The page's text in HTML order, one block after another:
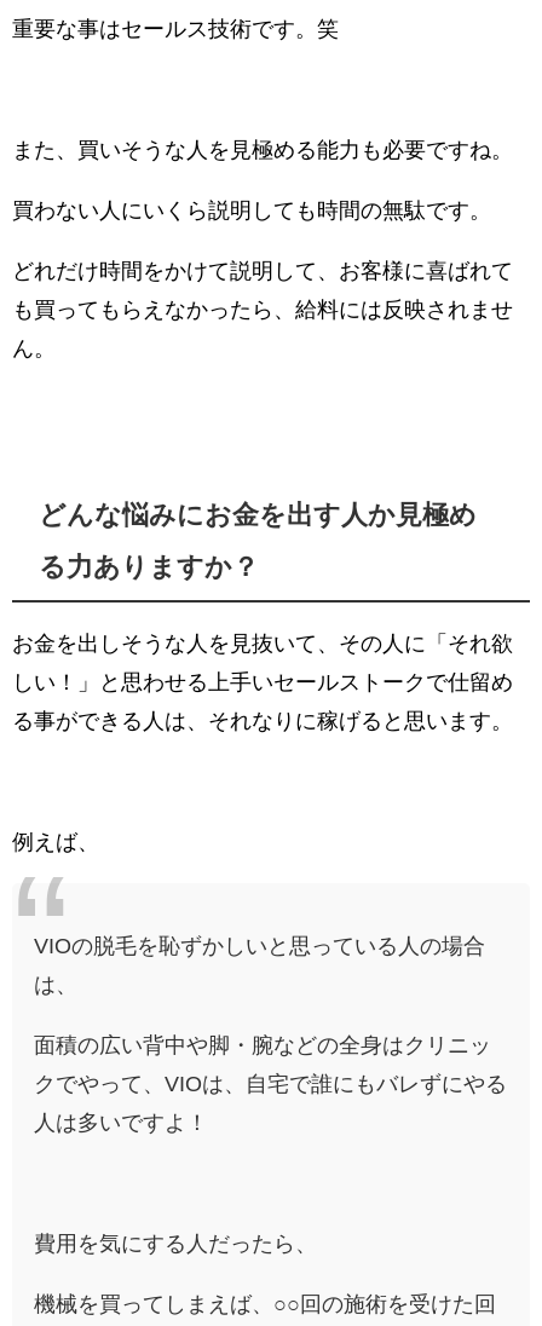
重要な事はセールス技術です。笑
また、買いそうな人を見極める能力も必要ですね。
買わない人にいくら説明しても時間の無駄です。
どれだけ時間をかけて説明して、お客様に喜ばれて
も買ってもらえなかったら、給料には反映されませ
ん。
どんな悩みにお金を出す人か見極め
る力ありますか？
お金を出しそうな人を見抜いて、その人に「それ欲
しい！」と思わせる上手いセールストークで仕留め
る事ができる人は、それなりに稼げると思います。
例えば、
VIOの脱毛を恥ずかしいと思っている人の場合
は、
面積の広い背中や脚・腕などの全身はクリニッ
クでやって、VIOは、自宅で誰にもバレずにやる
人は多いですよ！
費用を気にする人だったら、
機械を買ってしまえば、○○回の施術を受けた回